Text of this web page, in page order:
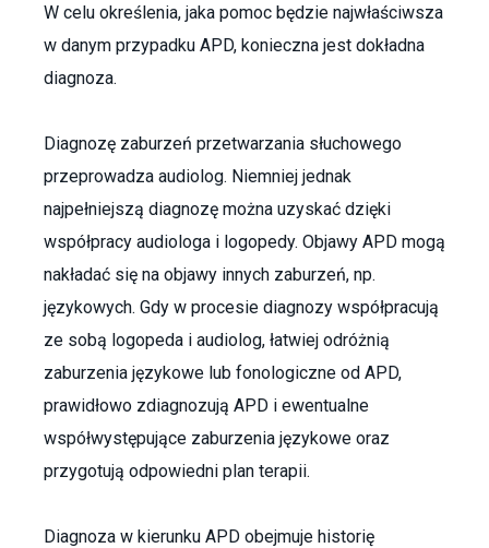
W celu określenia, jaka pomoc będzie najwłaściwsza
w danym przypadku APD, konieczna jest dokładna
diagnoza.
Diagnozę zaburzeń przetwarzania słuchowego
przeprowadza audiolog. Niemniej jednak
najpełniejszą diagnozę można uzyskać dzięki
współpracy audiologa i logopedy. Objawy APD mogą
nakładać się na objawy innych zaburzeń, np.
językowych. Gdy w procesie diagnozy współpracują
ze sobą logopeda i audiolog, łatwiej odróżnią
zaburzenia językowe lub fonologiczne od APD,
prawidłowo zdiagnozują APD i ewentualne
współwystępujące zaburzenia językowe oraz
przygotują odpowiedni plan terapii.
Diagnoza w kierunku APD obejmuje historię